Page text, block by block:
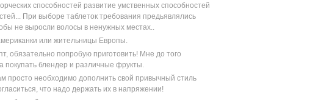
способностей развитие умственных способностей
При выборе таблеток требования предьявлялись
не выросли волосы в ненужных местах..
или жительницы Европы.
обязательно попробую приготовить! Мне до того
покупать блендер и различные фрукты.
просто необходимо дополнить свой привычный стиль
что надо держать их в напряжении!